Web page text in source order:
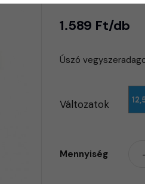
1.589 Ft/db
Úszó
Változatok
Mennyiség